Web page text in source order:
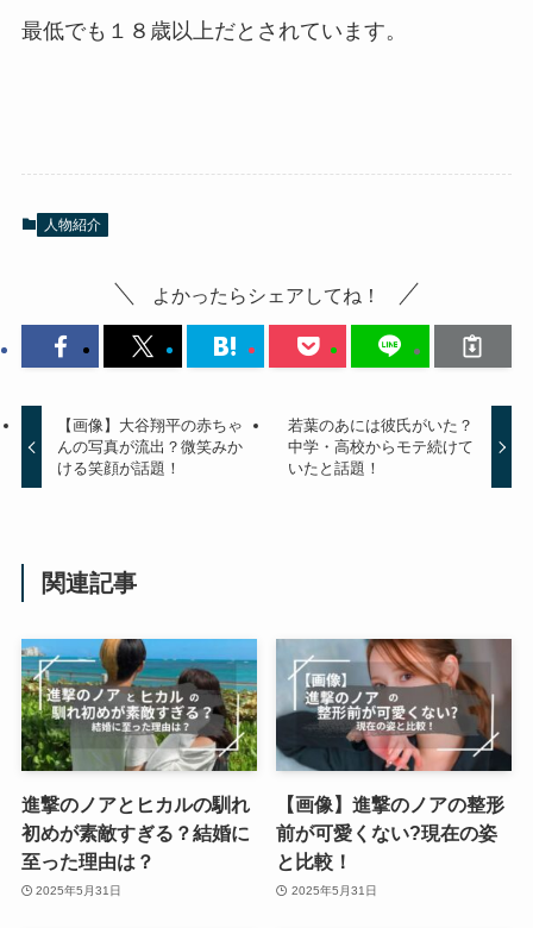
最低でも１８歳以上だとされています。
人物紹介
よかったらシェアしてね！
【画像】大谷翔平の赤ちゃ
んの写真が流出？微笑みか
ける笑顔が話題！
若葉のあには彼氏がいた？
中学・高校からモテ続けて
いたと話題！
関連記事
進撃のノアとヒカルの馴れ
初めが素敵すぎる？結婚に
至った理由は？
2025年5月31日
【画像】進撃のノアの整形
前が可愛くない?現在の姿
と比較！
2025年5月31日